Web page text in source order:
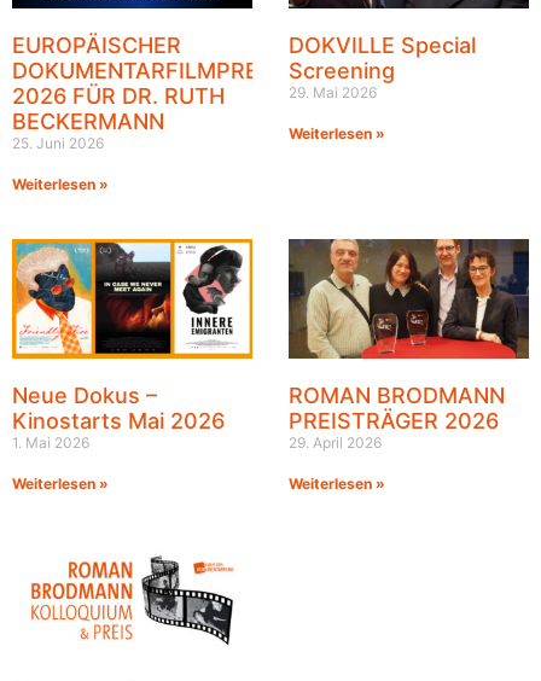
EUROPÄISCHER
DOKUMENTARFILMPREIS
2026 FÜR DR. RUTH
BECKERMANN
25. Juni 2026
Weiterlesen »
DOKVILLE Special
Screening
29. Mai 2026
Weiterlesen »
Neue Dokus –
Kinostarts Mai 2026
1. Mai 2026
Weiterlesen »
ROMAN BRODMANN
PREISTRÄGER 2026
29. April 2026
Weiterlesen »